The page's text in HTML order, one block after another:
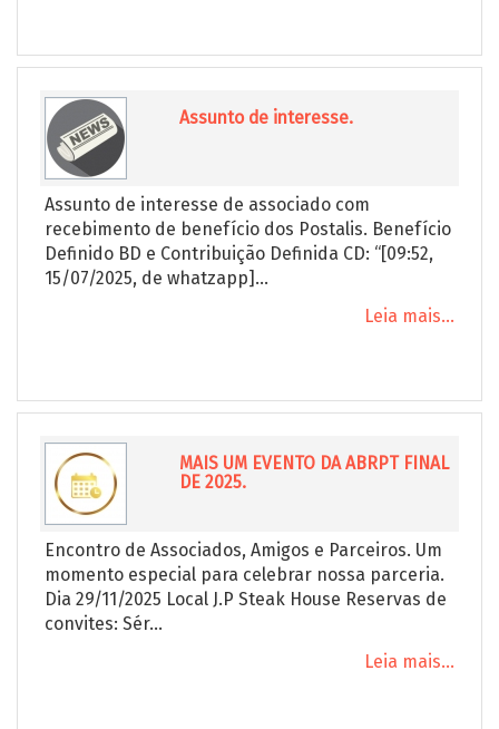
Assunto de interesse.
Assunto de interesse de associado com
recebimento de benefício dos Postalis. Benefício
Definido BD e Contribuição Definida CD: “[09:52,
15/07/2025, de whatzapp]...
Leia mais...
MAIS UM EVENTO DA ABRPT FINAL
DE 2025.
Encontro de Associados, Amigos e Parceiros. Um
momento especial para celebrar nossa parceria.
Dia 29/11/2025 Local J.P Steak House Reservas de
convites: Sér...
Leia mais...